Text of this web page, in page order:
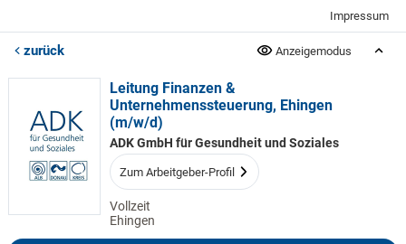
Impressum
zurück Anzeigemodus
Leitung Finanzen &
Unternehmenssteuerung, Ehingen
(m/w/d)
ADK GmbH für Gesundheit und Soziales
Zum Arbeitgeber-Profil
Vollzeit
Ehingen